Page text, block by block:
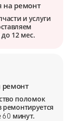
на ремонт
и услуги
12 мес.
поломок
ремонтируется
60 минут.